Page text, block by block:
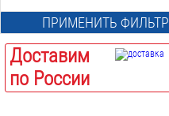
ПРИМЕНИТЬ ФИЛЬТР
Доставим
по России